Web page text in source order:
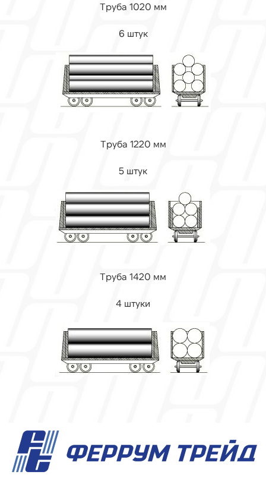
Труба 1020 мм
6 штук
Труба 1220 мм
5 штук
Труба 1420 мм
4 штуки